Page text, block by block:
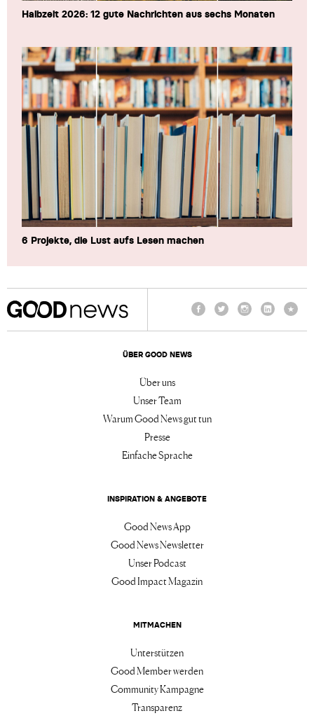
Halbzeit 2026: 12 gute Nachrichten aus sechs Monaten
6 Projekte, die Lust aufs Lesen machen
ÜBER GOOD NEWS
Über uns
Unser Team
Warum Good News gut tun
Presse
Einfache Sprache
INSPIRATION & ANGEBOTE
Good News App
Good News Newsletter
Unser Podcast
Good Impact Magazin
MITMACHEN
Unterstützen
Good Member werden
Community Kampagne
Transparenz